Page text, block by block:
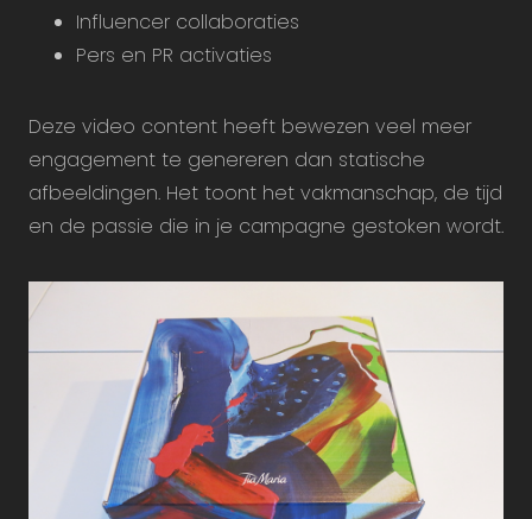
Influencer collaboraties
Pers en PR activaties
Deze video content heeft bewezen veel meer
engagement te genereren dan statische
afbeeldingen. Het toont het vakmanschap, de tijd
en de passie die in je campagne gestoken wordt.